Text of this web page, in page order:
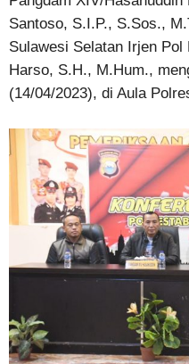
Santoso, S.I.P., S.Sos.,
Sulawesi Selatan Irjen
Harso, S.H., M.Hum.,
(14/04/2023), di Aula